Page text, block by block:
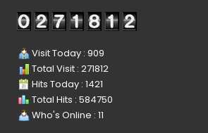
Visit Today : 909
Total Visit : 271812
Hits Today : 1421
Total Hits : 584750
Who's Online : 11